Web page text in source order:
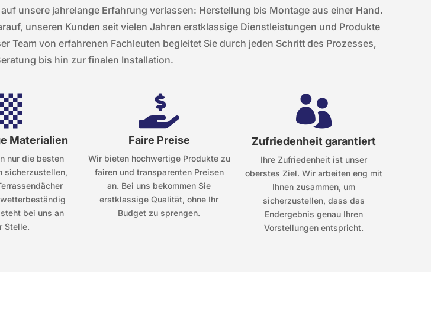
unsere jahrelange Erfahrung verlassen: Herstellung bis Montage aus einer Hand.
unseren Kunden seit vielen Jahren erstklassige Dienstleistungen und Produkte
Team von erfahrenen Fachleuten begleitet Sie durch jeden Schritt des Prozesses,
bis hin zur finalen Installation.
Materialien
nur die besten
sicherzustellen,
bei uns an
Stelle.

Faire Preise
Wir bieten hochwertige Produkte zu
fairen und transparenten Preisen
an. Bei uns bekommen Sie
erstklassige Qualität, ohne Ihr
Budget zu sprengen.

Zufriedenheit garantiert
Ihre Zufriedenheit ist unser
oberstes Ziel. Wir arbeiten eng mit
Ihnen zusammen, um
sicherzustellen, dass das
Endergebnis genau Ihren
Vorstellungen entspricht.